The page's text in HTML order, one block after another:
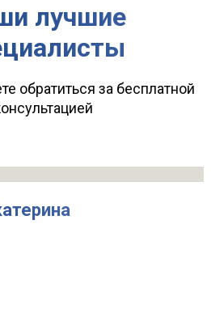
лучшие
обратиться за бесплатной